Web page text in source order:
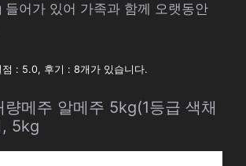
들어가 있어 가족과 함께 오랫동안
점 : 5.0, 후기 : 8개가 있습니다.
량메주 알메주 5kg(1등급 색채
, 5kg